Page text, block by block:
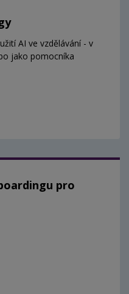
AI ve vzdělávání - v
jako pomocníka
pro